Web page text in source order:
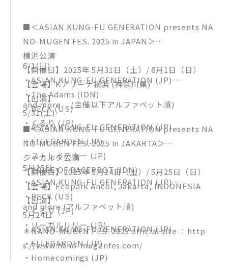
■＜ASIAN KUNG-FU GENERATION presents NA
NO-MUGEN FES. 2025 in JAPAN＞
横浜公演
【開催日】2025年 5月31日（土）/ 6月1日（日）
【会場】Kアリーナ横浜 (神奈川県)
【出演】
5/31(土)
・ASIAN KUNG-FU GENERATION (JP)
・ELLEGARDEN (JP)
・ストレイテナー (JP)
・VOICE OF BACEPROT (IDN)
6/1(日)
・ASIAN KUNG-FU GENERATION (JP)
・The Adams (IDN)
・BECK (US)
・くるり (JP)
and more. (主催以下アルファベット順)
■＜ASIAN KUNG-FU GENERATION presents NA
NO-MUGEN FES. 2025 in JAKARTA＞
ジャカルタ公演
【開催日】2025年 5月24日（土）/ 5月25日（日）
【会場】Ecopark Ancol, Jakarta, INDONESIA
【出演】
5月24日
・ASIAN KUNG-FU GENERATION (JP)
・ELLEGARDEN (JP)
・Homecomings (JP)
5月25日
・ASIAN KUNG-FU GENERATION (JP)
・BECK (US)
・くるり (JP)
・リーガルリリー (JP)
and more.(アルファベット順)
＊NANO-MUGEN FES. 2025 official site ：http
s://www.nano-mugenfes.com/